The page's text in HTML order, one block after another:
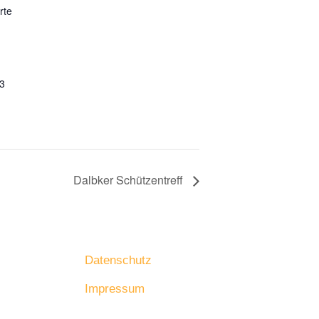
Dalbker Schützentreff
Datenschutz
Impressum